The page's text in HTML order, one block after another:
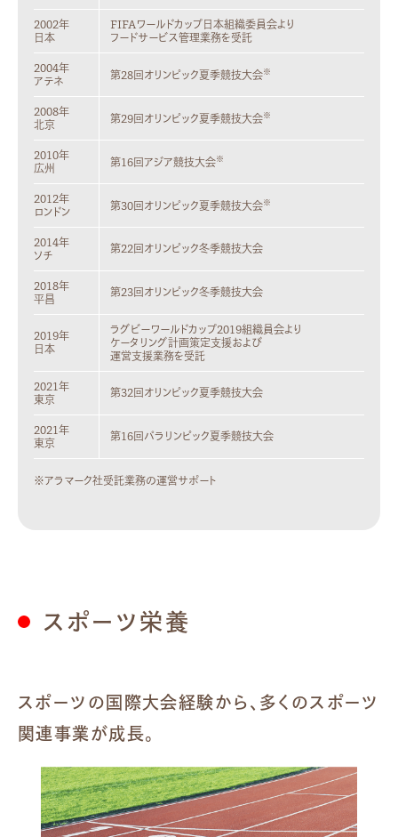
2002年
日本
FIFAワールドカップ日本組織委員会より
フードサービス管理業務を受託
2004年
アテネ
第28回オリンピック夏季競技大会※
2008年
北京
第29回オリンピック夏季競技大会※
2010年
広州
第16回アジア競技大会※
2012年
ロンドン
第30回オリンピック夏季競技大会※
2014年
ソチ
第22回オリンピック冬季競技大会
2018年
平昌
第23回オリンピック冬季競技大会
2019年
日本
ラグビーワールドカップ2019組織員会より
ケータリング計画策定支援および
運営支援業務を受託
2021年
東京
第32回オリンピック夏季競技大会
2021年
東京
第16回パラリンピック夏季競技大会
※アラマーク社受託業務の運営サポート
スポーツ栄養
スポーツの国際大会経験から、多くのスポーツ
関連事業が成長。